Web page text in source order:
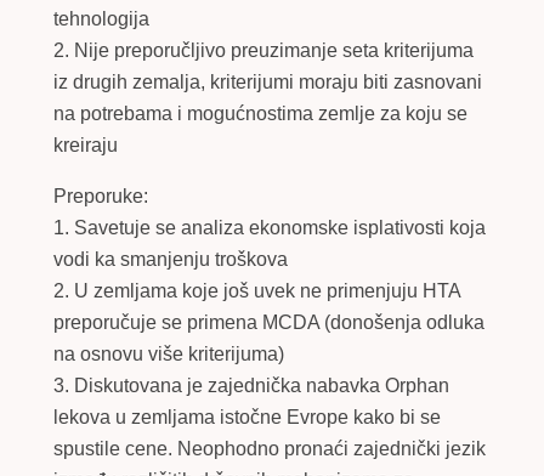
tehnologija
2. Nije preporučljivo preuzimanje seta kriterijuma
iz drugih zemalja, kriterijumi moraju biti zasnovani
na potrebama i mogućnostima zemlje za koju se
kreiraju
Preporuke:
1. Savetuje se analiza ekonomske isplativosti koja
vodi ka smanjenju troškova
2. U zemljama koje još uvek ne primenjuju HTA
preporučuje se primena MCDA (donošenja odluka
na osnovu više kriterijuma)
3. Diskutovana je zajednička nabavka Orphan
lekova u zemljama istočne Evrope kako bi se
spustile cene. Neophodno pronaći zajednički jezik